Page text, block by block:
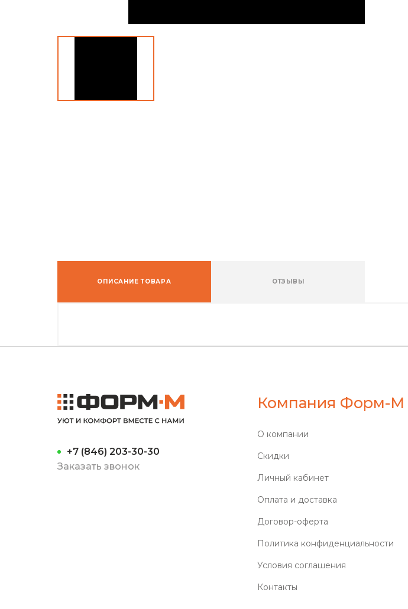
ОПИСАНИЕ ТОВАРА ОТЗЫВЫ
+7 (846) 203-30-30
Заказать звонок
Компания Форм-М
О компании
Скидки
Личный кабинет
Оплата и доставка
Договор-оферта
Политика конфиденциальности
Условия соглашения
Контакты